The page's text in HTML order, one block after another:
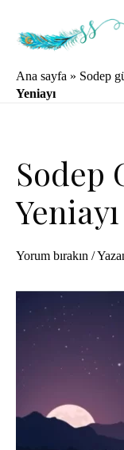
Ana sayfa » Sodep
Yeniayı
Sodep
Yeniayı
Yorum bırakın /